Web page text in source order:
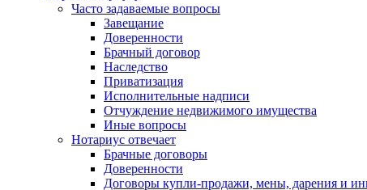
Часто задаваемые вопросы
Завещание
Доверенности
Брачный договор
Наследство
Приватизация
Исполнительные надписи
Отчуждение недвижимого имущества
Иные вопросы
Нотариус отвечает
Брачные договоры
Доверенности
Договоры купли-продажи, мены, дарения и